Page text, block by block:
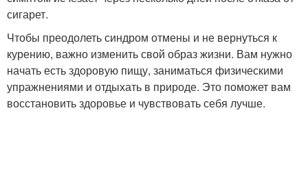
сигарет.
Чтобы преодолеть синдром отмены и не вернуться к
курению, важно изменить свой образ жизни. Вам нужно
начать есть здоровую пищу, заниматься физическими
упражнениями и отдыхать в природе. Это поможет вам
восстановить здоровье и чувствовать себя лучше.